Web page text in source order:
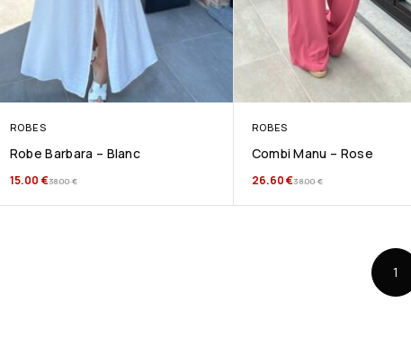
ROBES
Robe Barbara – Blanc
38.00€
15.00 €
ROBES
Combi Manu – Rose
38.00€
26.60€
1